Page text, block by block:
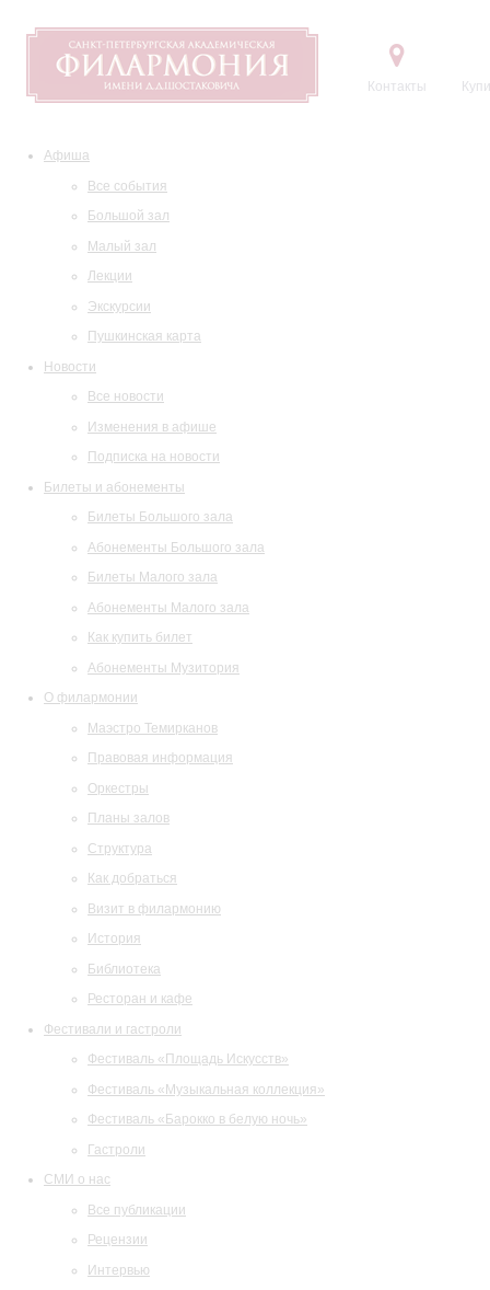
Контакты
Афиша
Все события
Большой зал
Малый зал
Лекции
Экскурсии
Пушкинская карта
Новости
Все новости
Изменения в афише
Подписка на новости
Билеты и абонементы
Билеты Большого зала
Абонементы Большого зала
Билеты Малого зала
Абонементы Малого зала
Как купить билет
Абонементы Музитория
О филармонии
Маэстро Темирканов
Правовая информация
Оркестры
Планы залов
Структура
Как добраться
Визит в филармонию
История
Библиотека
Ресторан и кафе
Фестивали и гастроли
Фестиваль «Площадь Искусств»
Фестиваль «Музыкальная коллекция»
Фестиваль «Барокко в белую ночь»
Гастроли
СМИ о нас
Все публикации
Рецензии
Интервью